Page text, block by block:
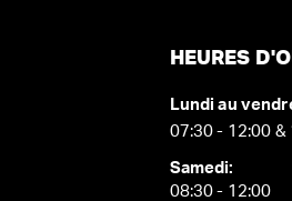
HEURES
Lundi au
07:30 - 12:00 &
Samedi:
08:30 - 12:00